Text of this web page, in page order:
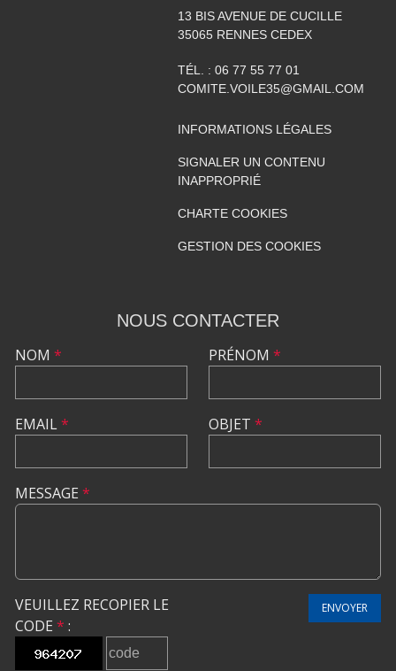
13 BIS AVENUE DE CUCILLE
35065 RENNES CEDEX
TÉL. : 06 77 55 77 01
COMITE.VOILE35@GMAIL.COM
INFORMATIONS LÉGALES
SIGNALER UN CONTENU
INAPPROPRIÉ
CHARTE COOKIES
GESTION DES COOKIES
NOUS CONTACTER
NOM *
EMAIL*
PRÉNOM *
OBJET *
MESSAGE *
VEUILLEZ RECOPIER LE
CODE * :
ENVOYER